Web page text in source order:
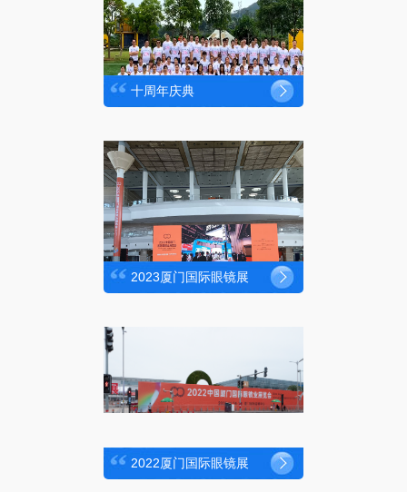
十周年庆典
2023厦门国际眼镜展
2022厦门国际眼镜展